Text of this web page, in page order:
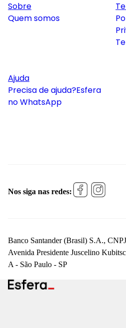
Sobre
Quem somos
Ajuda
Precisa de ajuda?Esfera
no WhatsApp
Nos siga nas redes:
Banco Santander (Brasil) S.A.,
Avenida Presidente Juscelino
A - São Paulo - SP